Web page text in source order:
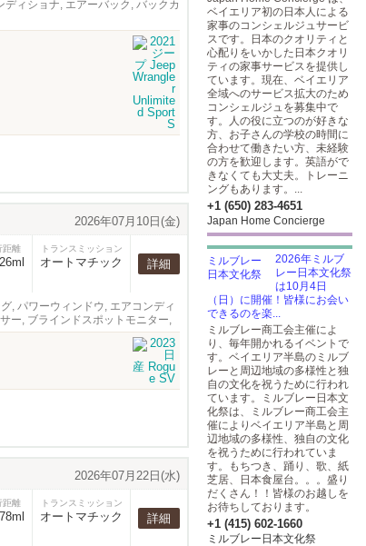
ィショナ, エアーバック, バックカ
2026年07月10日(金)
距離 トランスミッション
オートマチック 詳細
, パワーウィンドウ, エアコンディ
ー, ブラインドスポットモニター,
2026年07月22日(水)
距離 トランスミッション
オートマチック 詳細
ベイエリア初の日本人による
家事のコンシェルジュサービ
スです。日本のクオリティと
心配りをいかした日本クオリ
ティの家事サービスを提供し
ています。現在、ベイエリア
全域へのサービス拡大のため
コンシェルジュを募集中で
す。人の役に立つのが好きな
方、お子さんの学校の時間に
合わせて働きたい方、未経験
の方を歓迎します。英語がで
きなくても大丈夫。トレーニ
ングもあります。...
+1 (650) 283-4651
Japan Home Concierge
2026年ミルブ
レー日本文化祭
は10月4日
（日）に開催！皆様にお会い
できるのを楽...
ミルブレー商工会主催によ
り、毎年開かれるイベントで
す。ベイエリア半島のミルブ
レーと周辺地域の多様性と独
自の文化を祝うために行われ
ています。ミルブレー日本文
化祭は、ミルブレー商工会主
催によりベイエリア半島と周
辺地域の多様性、独自の文化
を祝うために行われていま
す。もちつき、踊り、歌、紙
芝居、日本食屋台。。。盛り
だくさん！！皆様のお越しを
お待ちしております。
+1 (415) 602-1660
ミルブレー日本文化祭